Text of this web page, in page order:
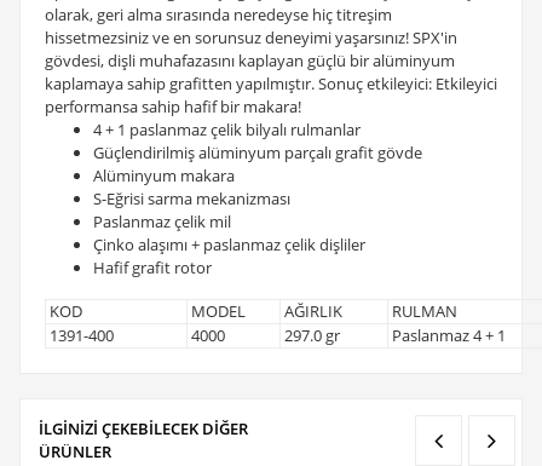
olarak, geri alma sırasında neredeyse hiç titreşim
hissetmezsiniz ve en sorunsuz deneyimi yaşarsınız! SPX'in
gövdesi, dişli muhafazasını kaplayan güçlü bir alüminyum
kaplamaya sahip grafitten yapılmıştır. Sonuç etkileyici: Etkileyici
performansa sahip hafif bir makara!
4 + 1 paslanmaz çelik bilyalı rulmanlar
Güçlendirilmiş alüminyum parçalı grafit gövde
Alüminyum makara
S-Eğrisi sarma mekanizması
Paslanmaz çelik mil
Çinko alaşımı + paslanmaz çelik dişliler
Hafif grafit rotor
KOD
MODEL AĞIRLIK
RULMAN
1391-400
4000 297.0 gr Paslanmaz 4 + 1
İLGİNİZİ ÇEKEBİLECEK DİĞER
ÜRÜNLER